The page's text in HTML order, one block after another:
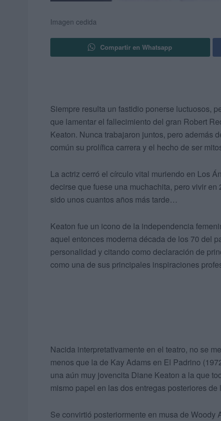
Imagen cedida
Compartir en Whatsapp
Siempre resulta un fastidio ponerse luctuosos,
que lamentar el fallecimiento del gran Robert
Keaton. Nunca trabajaron juntos, pero además
común su prolífica carrera y el hecho de ser
La actriz cerró el círculo vital muriendo en Los
decirse que fuese una muchachita, pero vivir
sido unos cuantos años más tarde…
Keaton fue un icono de la independencia
aquel entonces moderna década de los 70 del
personalidad y citando como declaración de
como una de sus principales inspiraciones
Nacida interpretativamente en el teatro, no se
menos que la de Kay Adams en El Padrino
una aún muy jovencita Diane Keaton a la que
mismo papel en las dos entregas posteriores
Se convirtió posteriormente en musa de